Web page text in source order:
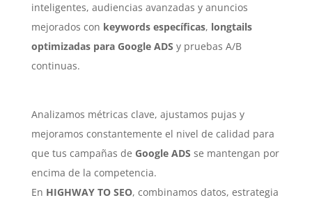
inteligentes, audiencias avanzadas y anuncios
mejorados con keywords específicas, longtails
optimizadas para Google ADS y pruebas A/B
continuas.
Analizamos métricas clave, ajustamos pujas y
mejoramos constantemente el nivel de calidad para
que tus campañas de Google ADS se mantengan por
encima de la competencia.
En HIGHWAY TO SEO, combinamos datos, estrategia